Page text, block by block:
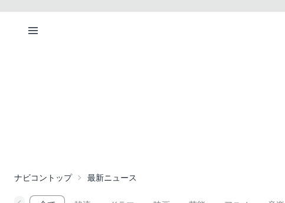
ナビコントップ 最新ニュース